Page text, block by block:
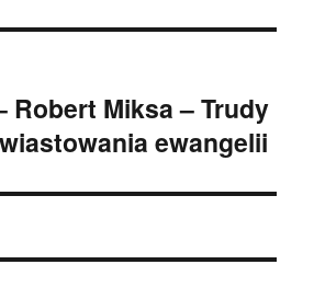
Robert Miksa – Trudy
ewangelii